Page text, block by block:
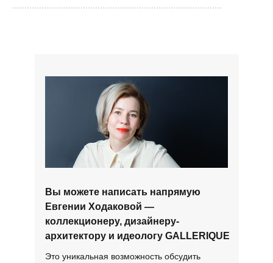
......................................................................................
Это уникальная возможность обсудить
Вы можете написать напрямую
Евгении Ходаковой —
коллекционеру, дизайнеру-
архитектору и идеологу GALLERIQUE